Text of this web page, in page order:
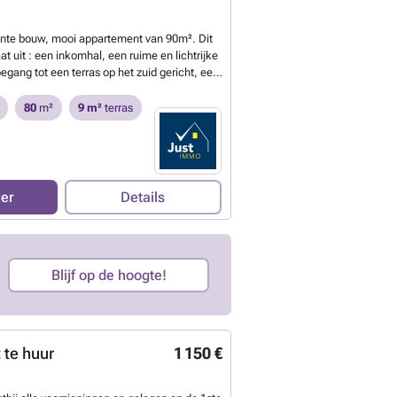
beheerskosten). Voor meer
invullen. 155 € (verwarming,
beheerskosten)
verwarming)Meer weten?
bouw, mooi appartement van 90m². Dit
uit : een inkomhal, een ruime en lichtrijke
tot een terras op het zuid gericht, een
kelder. Hartendief! Snel te bezoeken !
### of ### – ###Meer weten?
80 m² 9 m² terras
Details
Blijf op de hoogte!
1 150 €
huur